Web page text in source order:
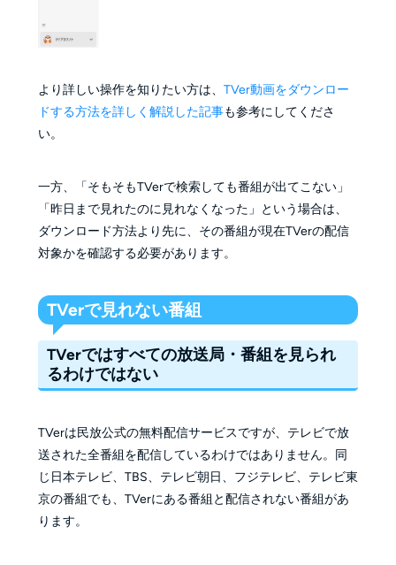
より詳しい操作を知りたい方は、 TVer動画をダウンロー
ドする方法を詳しく解説した記事も参考にしてくださ
い。
一方、「そもそもTVerで検索しても番組が出てこない」
「昨日まで見れたのに見れなくなった」という場合は、
ダウンロード方法より先に、その番組が現在TVerの配信
対象かを確認する必要があります。
TVerで見れない番組
TVerではすべての放送局・番組を見られ
るわけではない
TVerは民放公式の無料配信サービスですが、テレビで放
送された全番組を配信しているわけではありません。同
じ日本テレビ、TBS、テレビ朝日、フジテレビ、テレビ東
京の番組でも、TVerにある番組と配信されない番組があ
ります。